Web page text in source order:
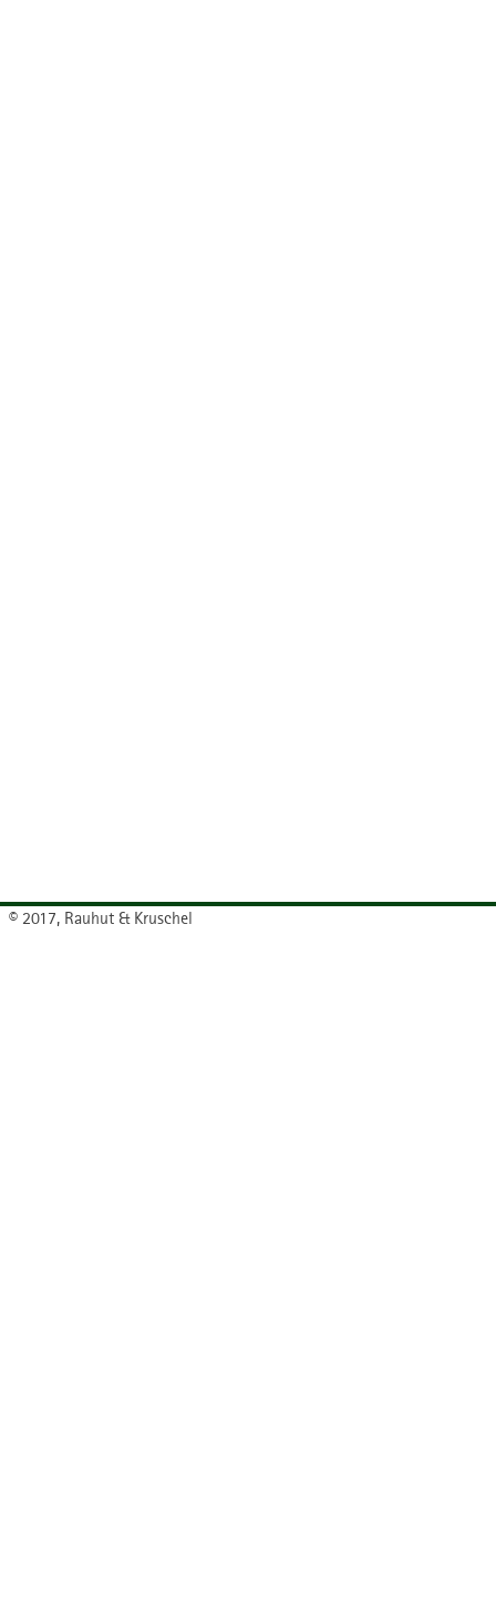
© 2017, Rauhut & Kruschel